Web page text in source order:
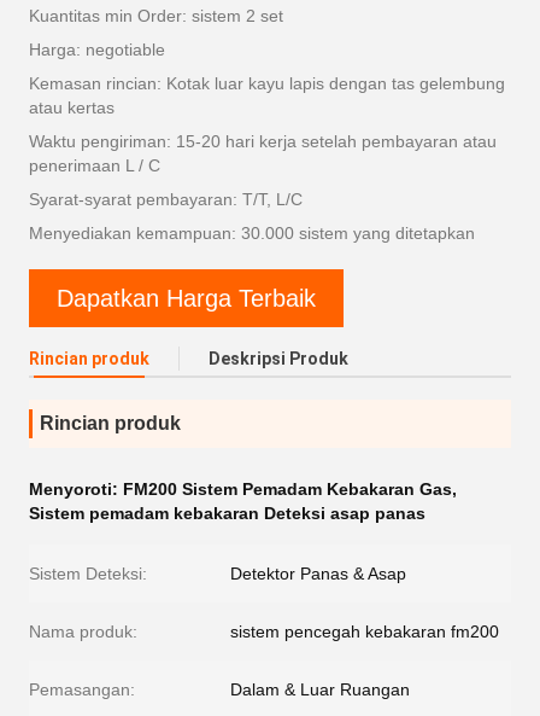
Kuantitas min Order: sistem 2 set
Harga: negotiable
Kemasan rincian: Kotak luar kayu lapis dengan tas gelembung
atau kertas
Waktu pengiriman: 15-20 hari kerja setelah pembayaran atau
penerimaan L / C
Syarat-syarat pembayaran: T/T, L/C
Menyediakan kemampuan: 30.000 sistem yang ditetapkan
Dapatkan Harga Terbaik
Rincian produk Deskripsi Produk
Rincian produk
Menyoroti: FM200 Sistem Pemadam Kebakaran Gas,
Sistem pemadam kebakaran Deteksi asap panas
Sistem Deteksi: Detektor Panas & Asap
Nama produk: sistem pencegah kebakaran fm200
Pemasangan: Dalam & Luar Ruangan